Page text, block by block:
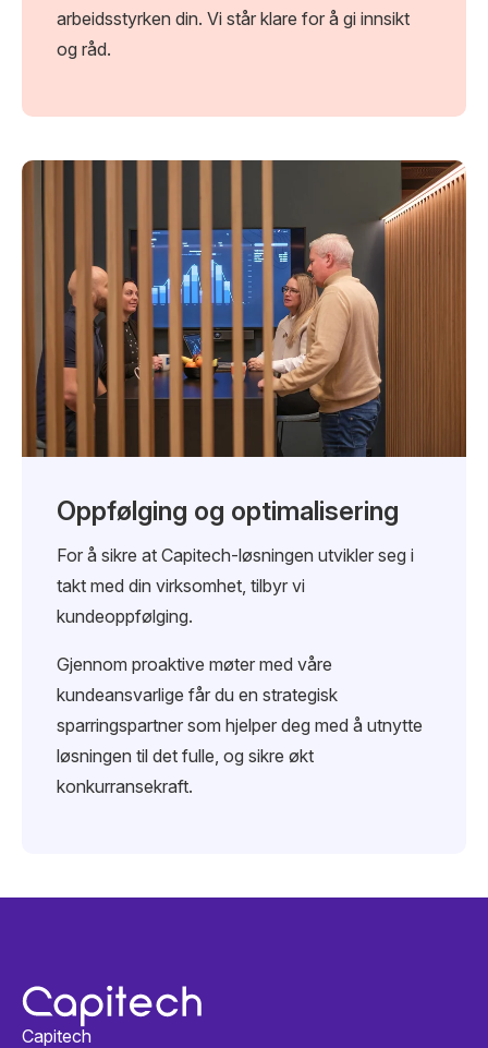
arbeidsstyrken din. Vi står klare for å gi innsikt
og råd.
Oppfølging og optimalisering
For å sikre at Capitech-løsningen utvikler seg i
takt med din virksomhet, tilbyr vi
kundeoppfølging.
Gjennom proaktive møter med våre
kundeansvarlige får du en strategisk
sparringspartner som hjelper deg med å utnytte
løsningen til det fulle, og sikre økt
konkurransekraft.
Capitech